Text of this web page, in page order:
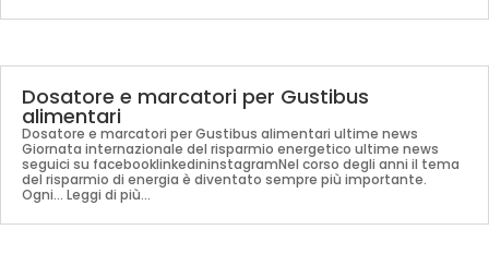
Dosatore e marcatori per Gustibus
alimentari
Dosatore e marcatori per Gustibus alimentari ultime news
Giornata internazionale del risparmio energetico ultime news
seguici su facebooklinkedininstagramNel corso degli anni il tema
del risparmio di energia è diventato sempre più importante.
Ogni... Leggi di più...